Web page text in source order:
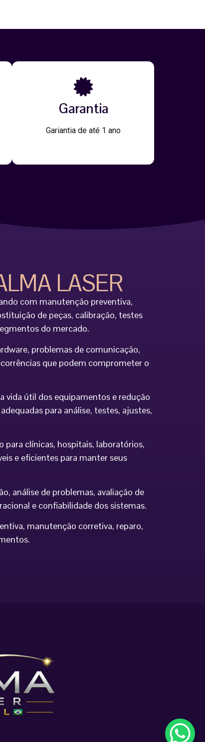
Garantia
Gariantia de até 1 ano
LASER
com manutenção preventiva,
de peças, calibração, testes
do mercado.
problemas de comunicação,
que podem comprometer o
vida útil dos equipamentos e redução
para análise, testes, ajustes,
clínicas, hospitais, laboratórios,
e eficientes para manter seus
análise de problemas, avaliação de
e confiabilidade dos sistemas.
manutenção corretiva, reparo,